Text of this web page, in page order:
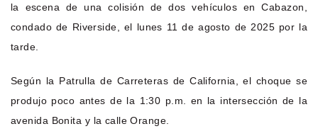
la escena de una colisión de dos vehículos en Cabazon,
condado de Riverside, el lunes 11 de agosto de 2025 por la
tarde.
Según la Patrulla de Carreteras de California, el choque se
produjo poco antes de la 1:30 p.m. en la intersección de la
avenida Bonita y la calle Orange.